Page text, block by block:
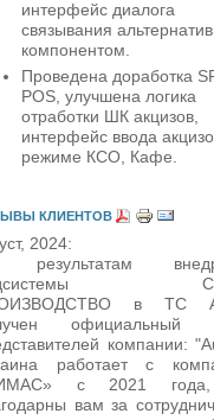
интерфейс диалога
связывания
компонентом.
Проведена доработка
POS, улучшена логика
отработки ШК акцизов,
интерфейс ввода
режиме КСО, Кафе.
КЛИЕНТОВ
2024:
результатам
в ТС
официальный
компании:
работает с
с 2021
вам за